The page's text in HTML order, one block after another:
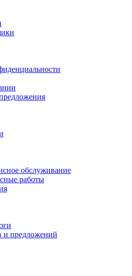
обслуживание
работы
и предложений